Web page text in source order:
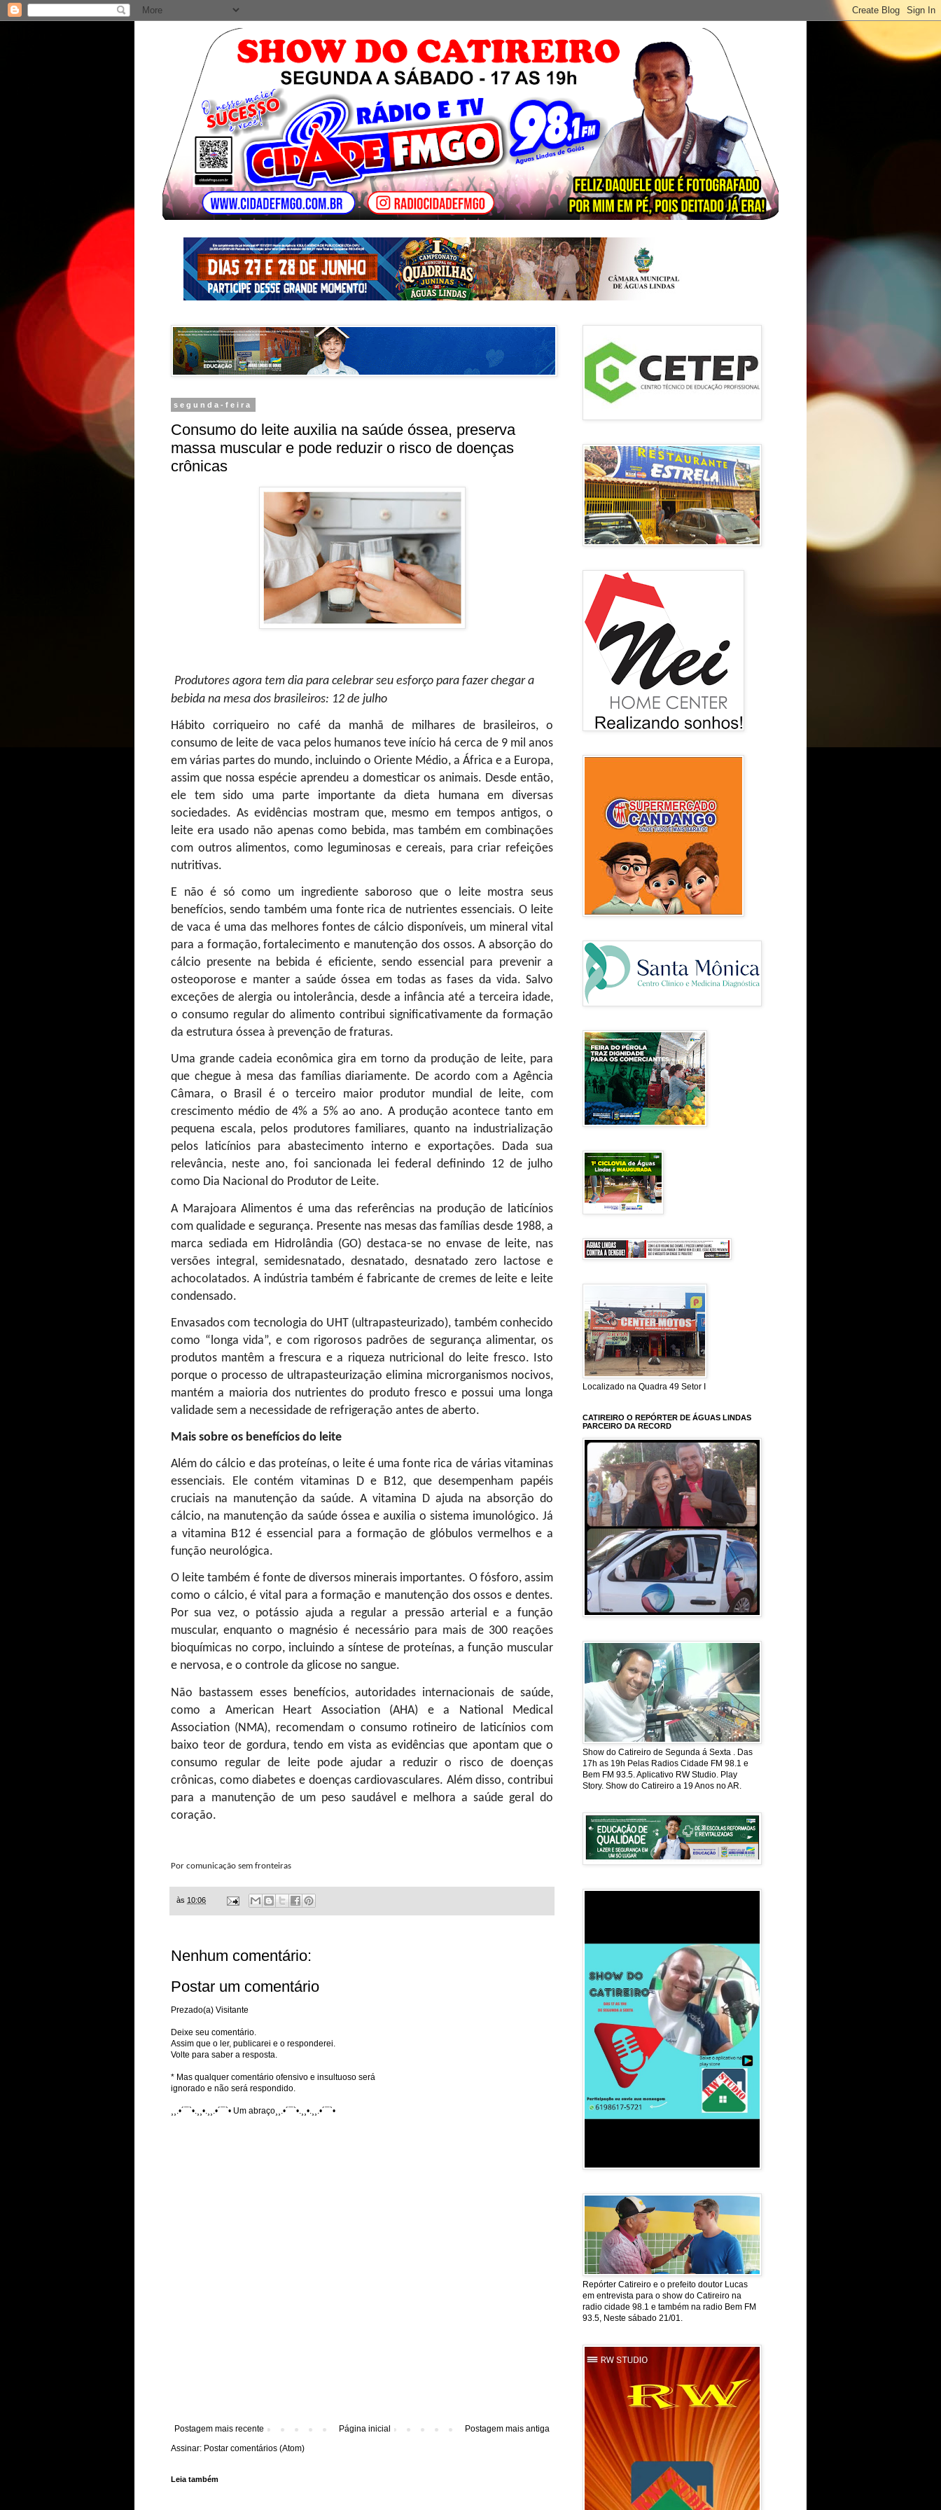
segunda-feira
Consumo do leite auxilia na saúde óssea, preserva
massa muscular e pode reduzir o risco de doenças
crônicas
Produtores agora tem dia para celebrar seu esforço para fazer chegar a
bebida na mesa dos brasileiros: 12 de julho
Hábito corriqueiro no café da manhã de milhares de brasileiros, o
consumo de leite de vaca pelos humanos teve início há cerca de 9 mil anos
em várias partes do mundo, incluindo o Oriente Médio, a África e a Europa,
assim que nossa espécie aprendeu a domesticar os animais. Desde então,
ele tem sido uma parte importante da dieta humana em diversas
sociedades. As evidências mostram que, mesmo em tempos antigos, o
leite era usado não apenas como bebida, mas também em combinações
com outros alimentos, como leguminosas e cereais, para criar refeições
nutritivas.
E não é só como um ingrediente saboroso que o leite mostra seus
benefícios, sendo também uma fonte rica de nutrientes essenciais. O leite
de vaca é uma das melhores fontes de cálcio disponíveis, um mineral vital
para a formação, fortalecimento e manutenção dos ossos. A absorção do
cálcio presente na bebida é eficiente, sendo essencial para prevenir a
osteoporose e manter a saúde óssea em todas as fases da vida. Salvo
exceções de alergia ou intolerância, desde a infância até a terceira idade,
o consumo regular do alimento contribui significativamente da formação
da estrutura óssea à prevenção de fraturas.
Uma grande cadeia econômica gira em torno da produção de leite, para
que chegue à mesa das famílias diariamente. De acordo com a Agência
Câmara, o Brasil é o terceiro maior produtor mundial de leite, com
crescimento médio de 4% a 5% ao ano. A produção acontece tanto em
pequena escala, pelos produtores familiares, quanto na industrialização
pelos laticínios para abastecimento interno e exportações. Dada sua
relevância, neste ano, foi sancionada lei federal definindo 12 de julho
como Dia Nacional do Produtor de Leite.
A Marajoara Alimentos é uma das referências na produção de laticínios
com qualidade e segurança. Presente nas mesas das famílias desde 1988, a
marca sediada em Hidrolândia (GO) destaca-se no envase de leite, nas
versões integral, semidesnatado, desnatado, desnatado zero lactose e
achocolatados. A indústria também é fabricante de cremes de leite e leite
condensado.
Envasados com tecnologia do UHT (ultrapasteurizado), também conhecido
como “longa vida”, e com rigorosos padrões de segurança alimentar, os
produtos mantêm a frescura e a riqueza nutricional do leite fresco. Isto
porque o processo de ultrapasteurização elimina microrganismos nocivos,
mantém a maioria dos nutrientes do produto fresco e possui uma longa
validade sem a necessidade de refrigeração antes de aberto.
Mais sobre os benefícios do leite
Além do cálcio e das proteínas, o leite é uma fonte rica de várias vitaminas
essenciais. Ele contém vitaminas D e B12, que desempenham papéis
cruciais na manutenção da saúde. A vitamina D ajuda na absorção do
cálcio, na manutenção da saúde óssea e auxilia o sistema imunológico. Já
a vitamina B12 é essencial para a formação de glóbulos vermelhos e a
função neurológica.
O leite também é fonte de diversos minerais importantes. O fósforo, assim
como o cálcio, é vital para a formação e manutenção dos ossos e dentes.
Por sua vez, o potássio ajuda a regular a pressão arterial e a função
muscular, enquanto o magnésio é necessário para mais de 300 reações
bioquímicas no corpo, incluindo a síntese de proteínas, a função muscular
e nervosa, e o controle da glicose no sangue.
Não bastassem esses benefícios, autoridades internacionais de saúde,
como a American Heart Association (AHA) e a National Medical
Association (NMA), recomendam o consumo rotineiro de laticínios com
baixo teor de gordura, tendo em vista as evidências que apontam que o
consumo regular de leite pode ajudar a reduzir o risco de doenças
crônicas, como diabetes e doenças cardiovasculares. Além disso, contribui
para a manutenção de um peso saudável e melhora a saúde geral do
coração.
Por comunicação sem fronteiras
às 10:06
Nenhum comentário:
Postar um comentário
Prezado(a) Visitante
Deixe seu comentário.
Assim que o ler, publicarei e o responderei.
Volte para saber a resposta.
* Mas qualquer comentário ofensivo e insultuoso será
ignorado e não será respondido.
¸¸.•´¯`•.¸¸•.¸¸.•´¯`• Um abraço¸¸.•´¯`•.¸¸•.¸¸.•´¯`•
Postagem mais recente Postagem mais antiga
Página inicial
Assinar: Postar comentários (Atom)
Leia também
Localizado na Quadra 49 Setor I
CATIREIRO O REPÓRTER DE ÁGUAS LINDAS
PARCEIRO DA RECORD
Show do Catireiro de Segunda á Sexta . Das
17h as 19h Pelas Radios Cidade FM 98.1 e
Bem FM 93.5. Aplicativo RW Studio. Play
Story. Show do Catireiro a 19 Anos no AR.
Repórter Catireiro e o prefeito doutor Lucas
em entrevista para o show do Catireiro na
radio cidade 98.1 e também na radio Bem FM
93.5, Neste sábado 21/01.